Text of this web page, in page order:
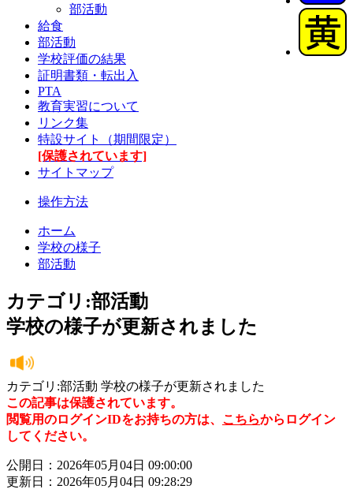
部活動
給食
部活動
学校評価の結果
証明書類・転出入
PTA
教育実習について
リンク集
特設サイト（期間限定）
[保護されています]
サイトマップ
操作方法
ホーム
学校の様子
部活動
カテゴリ:部活動
学校の様子が更新されました
カテゴリ:部活動 学校の様子が更新されました
この記事は保護されています。
閲覧用のログインIDをお持ちの方は、 こちらからログイン
してください。
公開日：2026年05月04日 09:00:00
更新日：2026年05月04日 09:28:29